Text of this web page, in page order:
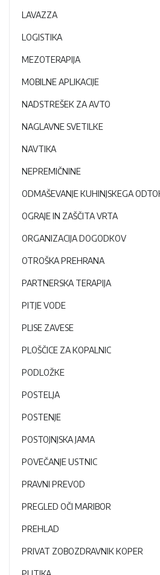
LAVAZZA
LOGISTIKA
MEZOTERAPIJA
MOBILNE APLIKACIJE
NADSTREŠEK ZA AVTO
NAGLAVNE SVETILKE
NAVTIKA
NEPREMIČNINE
ODMAŠEVANJE KUHINJSKEGA
OGRAJE IN ZAŠČITA VRTA
ORGANIZACIJA DOGODKOV
OTROŠKA PREHRANA
PARTNERSKA TERAPIJA
PITJE VODE
PLISE ZAVESE
PLOŠČICE ZA KOPALNIC
PODLOŽKE
POSTELJA
POSTENJE
POSTOJNJSKA JAMA
POVEČANJE USTNIC
PRAVNI PREVOD
PREGLED OČI MARIBOR
PREHLAD
PRIVAT ZOBOZDRAVNIK KOPER